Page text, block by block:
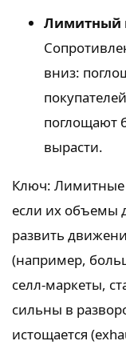
Лимитный
вниз:
поглощают
вырасти.
Ключ: Лимитные
если их объемы
развить
(например,
селл-маркеты,
сильны в
истощается